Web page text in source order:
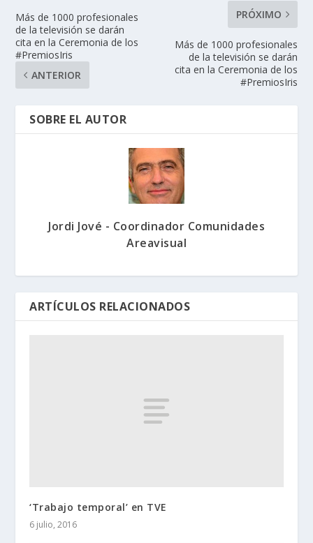
Más de 1000 profesionales
de la televisión se darán
cita en la Ceremonia de los
#PremiosIris
ANTERIOR
PRÓXIMO
Más de 1000 profesionales
de la televisión se darán
cita en la Ceremonia de los
#PremiosIris
SOBRE EL AUTOR
Jordi Jové - Coordinador Comunidades
Areavisual
ARTÍCULOS RELACIONADOS
‘Trabajo temporal’ en TVE
6 julio, 2016